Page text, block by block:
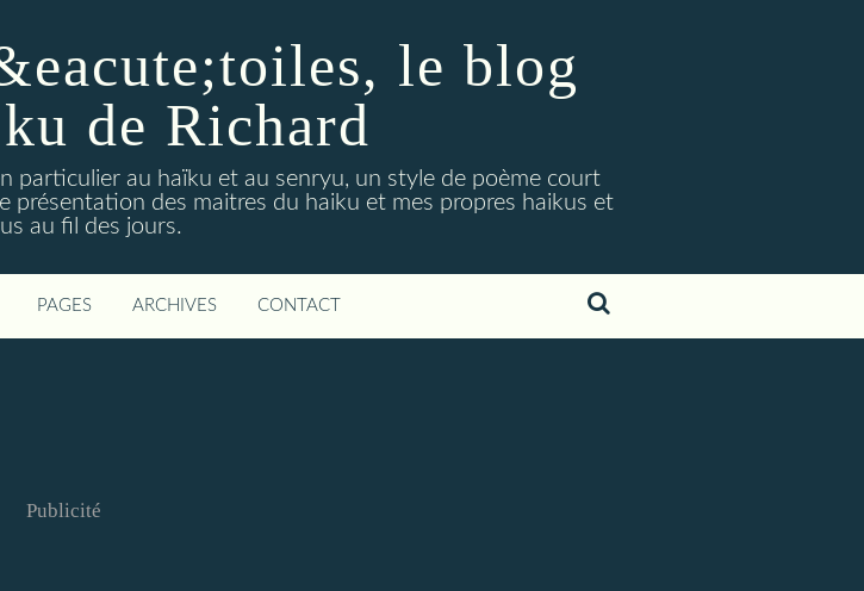
le blog
de Richard
particulier au haïku et au senryu, un style de poème court
présentation des maitres du haiku et mes propres haikus et
au fil des jours.
PAGES ARCHIVES CONTACT
Publicité